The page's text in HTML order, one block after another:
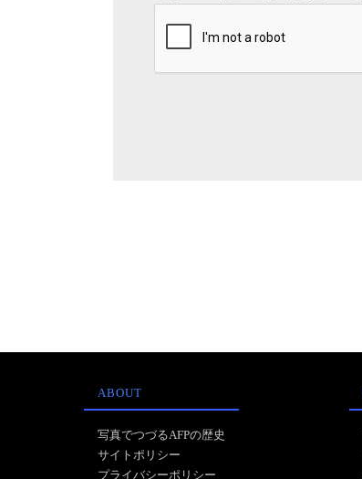
ABOUT
写真でつづるAFPの歴史
サイトポリシー
プライバシーポリシー